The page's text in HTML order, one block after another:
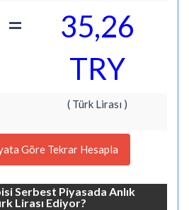
=
35,26
TRY
( Türk Lirası )
Göre Tekrar Hesapla
Serbest Piyasada Anlık
Lirası Ediyor?